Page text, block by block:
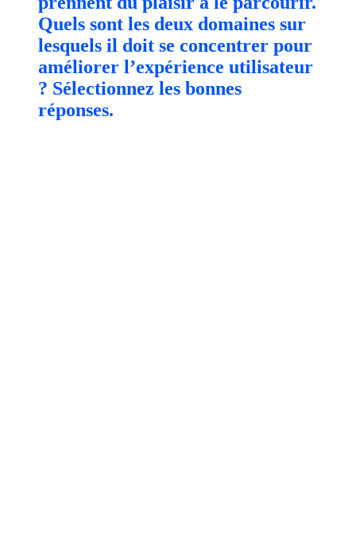
Quels sont les deux domaines sur
lesquels il doit se concentrer pour
améliorer l’expérience utilisateur
? Sélectionnez les bonnes
réponses.